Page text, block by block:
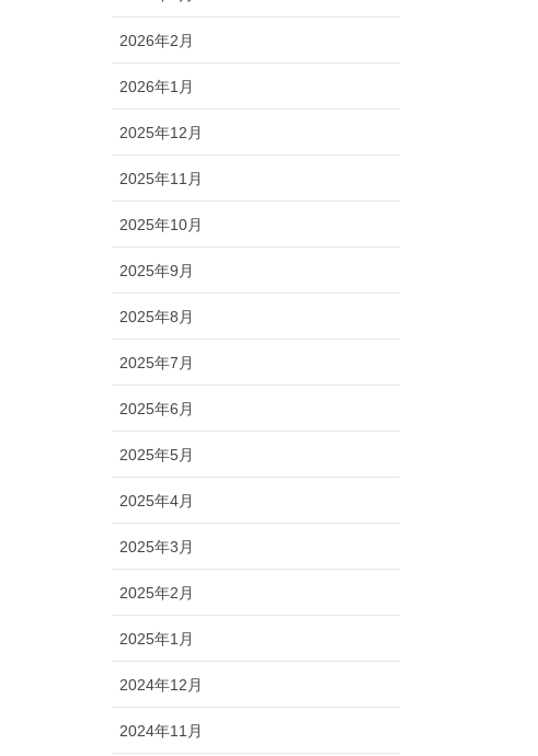
2026年2月
2026年1月
2025年12月
2025年11月
2025年10月
2025年9月
2025年8月
2025年7月
2025年6月
2025年5月
2025年4月
2025年3月
2025年2月
2025年1月
2024年12月
2024年11月